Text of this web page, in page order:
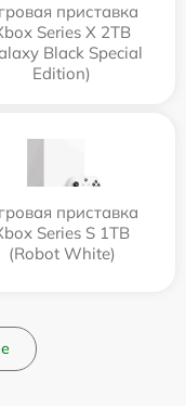
приставка
Series X 2TB
Black Special
Edition)
приставка
Series S 1TB
(Robot White)